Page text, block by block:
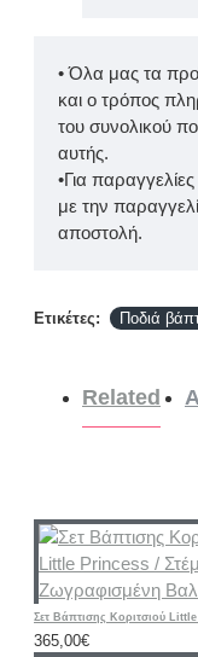
• Όλα μας τα
και ο τρόπος
του συνολικού
αυτής.
•Για
με την
αποστολή.
Ετικέτες: Ποδιά
Related
365,00€